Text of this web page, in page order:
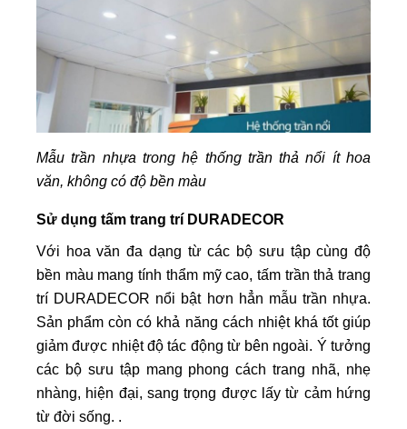
Mẫu trần nhựa trong hệ thống trần thả nổi ít hoa
văn, không có độ bền màu
Sử dụng tấm trang trí DURADECOR
Với hoa văn đa dạng từ các bộ sưu tập cùng độ
bền màu mang tính thẩm mỹ cao, tấm trần thả trang
trí DURADECOR nổi bật hơn hẳn mẫu trần nhựa.
Sản phẩm còn có khả năng cách nhiệt khá tốt giúp
giảm được nhiệt độ tác động từ bên ngoài. Ý tưởng
các bộ sưu tập mang phong cách trang nhã, nhẹ
nhàng, hiện đại, sang trọng được lấy từ cảm hứng
từ đời sống. .